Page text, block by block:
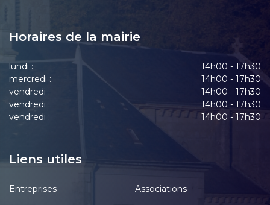
Horaires de la mairie
lundi :
14h00 - 17h30
mercredi :
14h00 - 17h30
vendredi :
14h00 - 17h30
vendredi :
14h00 - 17h30
vendredi :
14h00 - 17h30
Liens utiles
Entreprises Associations